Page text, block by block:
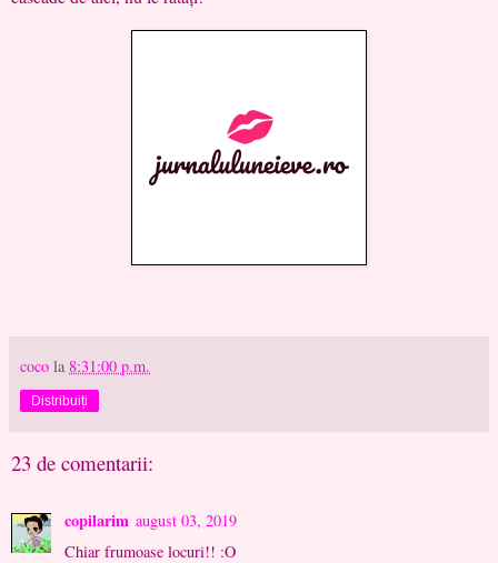
coco la 8:31:00 p.m.
Distribuiți
23 de comentarii:
copilarim august 03, 2019
Chiar frumoase locuri!! :O